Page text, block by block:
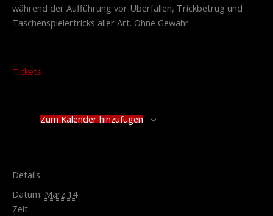
während der Aufführung vor Überfällen, Trickbetrug und
Taschenspielertricks aller Art. Ohne Gewähr.
Tickets
Zum Kalender hinzufügen
Details
Datum: März 14
Zeit: